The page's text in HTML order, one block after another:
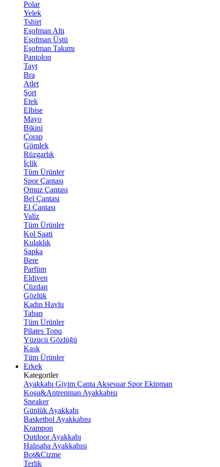
Polar
Yelek
Tshirt
Eşofman Altı
Eşofman Üstü
Eşofman Takımı
Pantolon
Tayt
Bra
Atlet
Şort
Etek
Elbise
Mayo
Bikini
Çorap
Gömlek
Rüzgarlık
İçlik
Tüm Ürünler
Spor Çantası
Omuz Çantası
Bel Çantası
El Çantası
Valiz
Tüm Ürünler
Kol Saati
Kulaklık
Şapka
Bere
Parfüm
Eldiven
Cüzdan
Gözlük
Kadın Havlu
Taban
Tüm Ürünler
Pilates Topu
Yüzücü Gözlüğü
Kask
Tüm Ürünler
Erkek
Kategoriler
Ayakkabı Giyim Çanta Aksesuar Spor Ekipman
Koşu&Antrenman Ayakkabısı
Sneaker
Günlük Ayakkabı
Basketbol Ayakkabısı
Krampon
Outdoor Ayakkabı
Halısaha Ayakkabısı
Bot&Çizme
Terlik